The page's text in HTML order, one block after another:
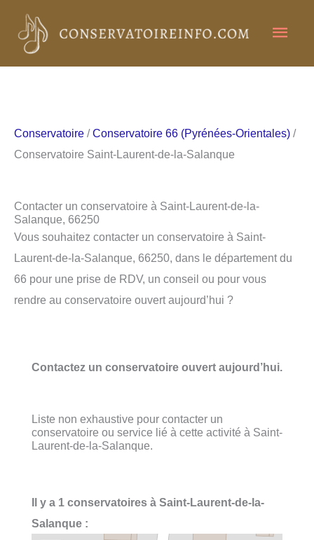
contenu
Conservatoire /Conservatoire 66 (Pyrénées-Orientales) /
Conservatoire Saint-Laurent-de-la-Salanque
Contacter un conservatoire à Saint-Laurent-de-la-
Salanque, 66250
Vous souhaitez contacter un conservatoire à Saint-
Laurent-de-la-Salanque, 66250, dans le département du
66 pour une prise de RDV, un conseil ou pour vous
rendre au conservatoire ouvert aujourd’hui ?
Contactez un conservatoire ouvert aujourd’hui.
Liste non exhaustive pour contacter un
conservatoire ou service lié à cette activité à Saint-
Laurent-de-la-Salanque.
Il y a 1 conservatoires à Saint-Laurent-de-la-
Salanque :